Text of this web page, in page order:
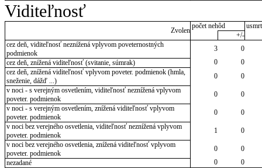
Viditeľnosť
Zvolen
počet nehôd
+/-
cez deň, viditeľnosť neznížená vplyvom poveternostných
podmienok
3
0
cez deň, znížená viditeľnosť (svitanie, súmrak)
0
0
cez deň, znížená viditeľnosť vplyvom poveter. podmienok (hmla,
sneženie, dážď ...)
0
0
v noci - s verejným osvetlením, viditeľnosť neznížená vplyvom
poveter. podmienok
0
0
v noci - s verejným osvetlením, znížená viditeľnosť vplyvom
poveter. podmienok
0
0
v noci bez verejného osvetlenia, viditeľnosť neznížená vplyvom
poveter. podmienok
1
0
v noci bez verejného osvetlenia, znížená viditeľnosť vplyvom
poveter. podmienok
0
0
nezadané
0 0